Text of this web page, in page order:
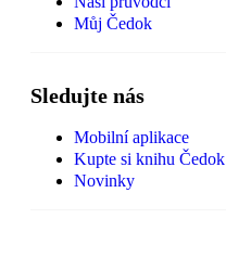
Můj Čedok
Sledujte nás
Mobilní aplikace
Kupte si knihu Čedok
Novinky